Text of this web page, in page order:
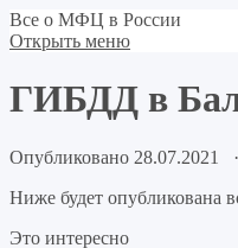
Все о МФЦ в России
Открыть меню
ГИБДД в
Опубликовано 28.07.2021
Ниже будет опубликована
Это интересно